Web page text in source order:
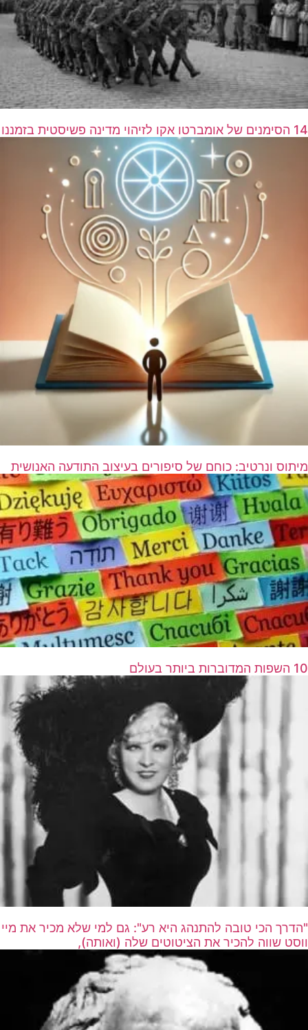
14 הסימנים של אומברטו אקו לזיהוי מדינה פשיסטית בזמננו
מיתוס ונרטיב: כוחם של סיפורים בעיצוב התודעה האנושית
10 השפות המדוברות ביותר בעולם
"הדרך הכי טובה להתנהג היא רע": גם למי שלא מכיר את מיי
ווסט שווה להכיר את הציטוטים שלה (ואותה),